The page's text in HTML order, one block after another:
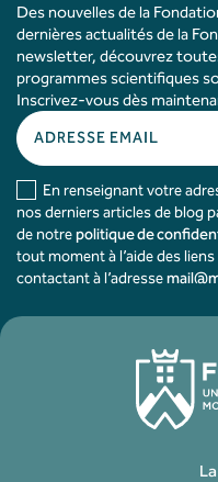
Des nouvelles de la
dernières actualités de la
newsletter, découvrez
programmes scientifiques
Inscrivez-vous dès
En renseignant votre
nos derniers articles de blog
de notrepolitique de
tout moment à l’aide des
contactant à l’adresse